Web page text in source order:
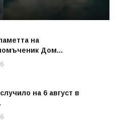
на
Дом...
на 6 август в